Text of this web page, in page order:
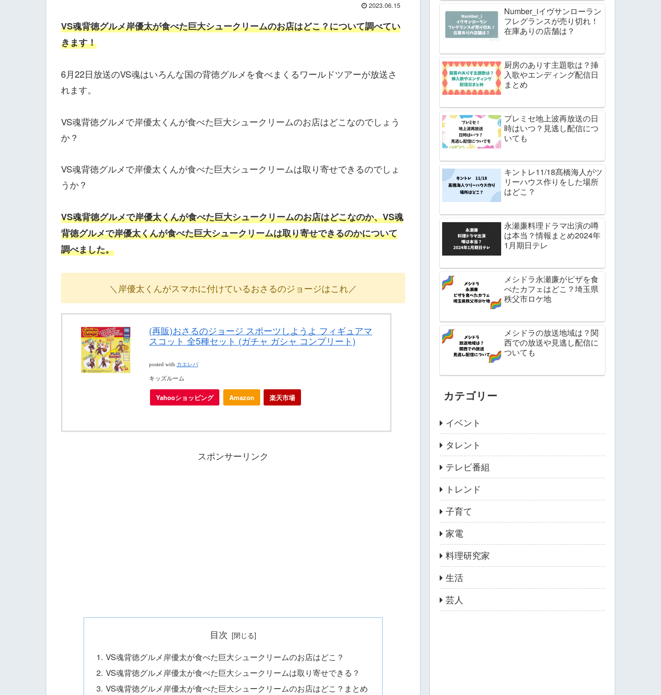
2023.06.15
VS魂背徳グルメ岸優太が食べた巨大シュークリームのお店はどこ？について調べてい
きます！
6月22日放送のVS魂はいろんな国の背徳グルメを食べまくるワールドツアーが放送さ
れます。
VS魂背徳グルメで岸優太くんが食べた巨大シュークリームのお店はどこなのでしょう
か？
VS魂背徳グルメで岸優太くんが食べた巨大シュークリームは取り寄せできるのでしょ
うか？
VS魂背徳グルメで岸優太くんが食べた巨大シュークリームのお店はどこなのか、VS魂
背徳グルメで岸優太くんが食べた巨大シュークリームは取り寄せできるのかについて
調べました。
＼岸優太くんがスマホに付けているおさるのジョージはこれ／
(再販)おさるのジョージ スポーツしようよ フィギュアマ
スコット 全5種セット (ガチャ ガシャ コンプリート)
posted with カエレバ
キッズルーム
Yahooショッピング Amazon 楽天市場
スポンサーリンク
目次
VS魂背徳グルメ岸優太が食べた巨大シュークリームのお店はどこ？
VS魂背徳グルメ岸優太が食べた巨大シュークリームは取り寄せできる？
VS魂背徳グルメ岸優太が食べた巨大シュークリームのお店はどこ？まとめ
Number_iイヴサンローラン
フレグランスが売り切れ！
在庫ありの店舗は？
厨房のありす主題歌は？挿
入歌やエンディング配信日
まとめ
プレミセ地上波再放送の日
時はいつ？見逃し配信につ
いても
キントレ11/18髙橋海人がツ
リーハウス作りをした場所
はどこ？
永瀬廉料理ドラマ出演の噂
は本当？情報まとめ2024年
1月期日テレ
メシドラ永瀬廉がピザを食
べたカフェはどこ？埼玉県
秩父市ロケ地
メシドラの放送地域は？関
西での放送や見逃し配信に
ついても
カテゴリー
イベント
タレント
テレビ番組
トレンド
子育て
家電
料理研究家
生活
芸人